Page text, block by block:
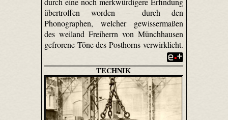
übertroffen worden – durch den
Phonographen, welcher gewissermaßen
des weiland Freiherrn von Münchhausen
gefrorene Töne des Posthorns verwirklicht.
TECHNIK